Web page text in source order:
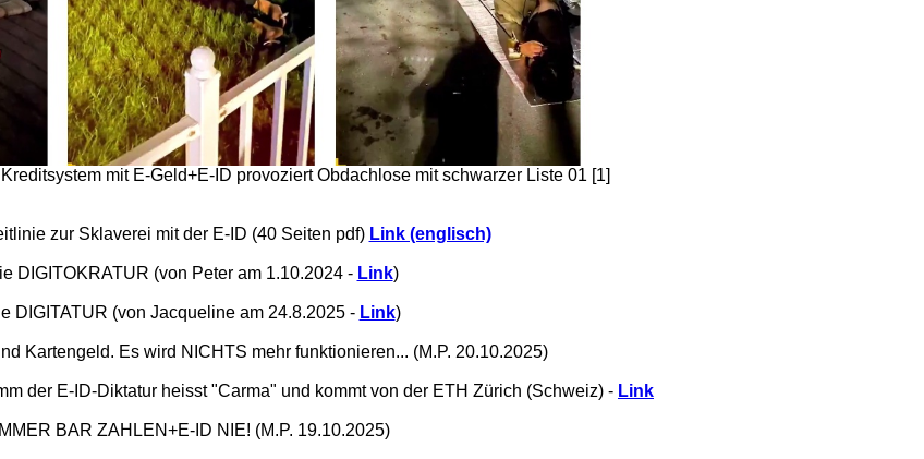
mit E-Geld+E-ID provoziert Obdachlose mit schwarzer Liste 01 [1]
zur Sklaverei mit der E-ID (40 Seiten pdf) Link (englisch)
DIGITOKRATUR (von Peter am 1.10.2024 - Link)
DIGITATUR (von Jacqueline am 24.8.2025 - Link)
Kartengeld. Es wird NICHTS mehr funktionieren... (M.P. 20.10.2025)
der E-ID-Diktatur heisst "Carma" und kommt von der ETH Zürich (Schweiz) - Link
IMMER BAR ZAHLEN+E-ID NIE! (M.P. 19.10.2025)